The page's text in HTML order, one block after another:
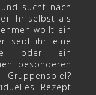
sucht nach
ihr selbst als
wollt ein
seid ihr eine
oder ein
besonderen
Rezept